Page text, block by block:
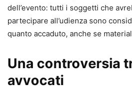
procedimenti del processo civile,
•parti e difensori, mediazione e
•giudizio di primo grado davanti al
appello, ricorso per Cassazione e
• controversie di lavoro;
• precetto ed esecuzione,
dell’evento: tutti i soggetti che
partecipare all’udienza sono
quanto accaduto, anche se
Una controversia
avvocati